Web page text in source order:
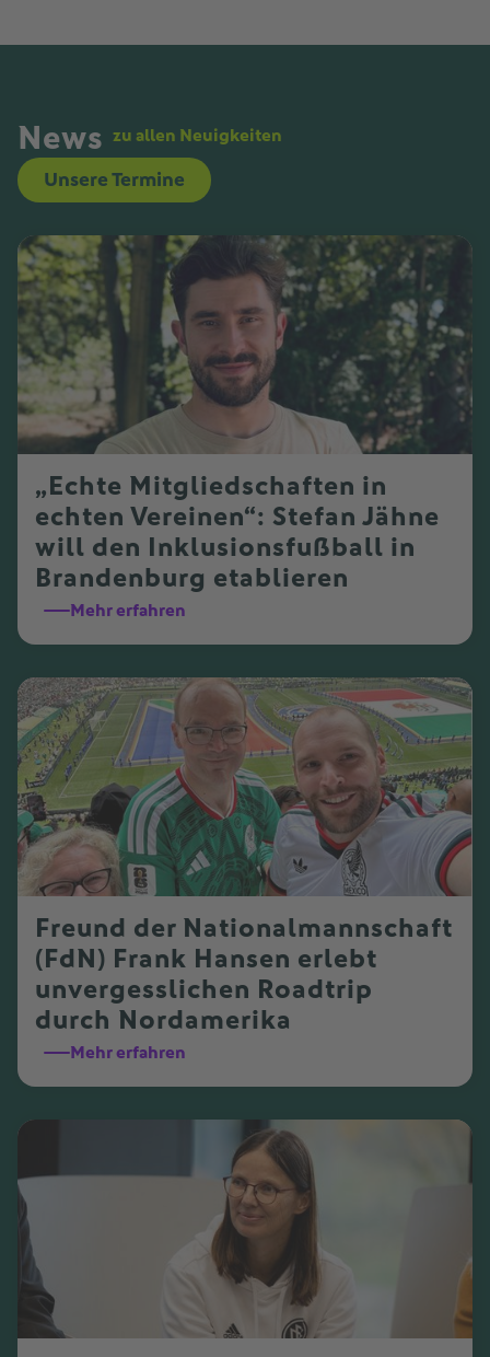
News zu allen Neuigkeiten
Unsere Termine
„Echte Mitgliedschaften in
echten Vereinen“: Stefan Jähne
will den Inklusionsfußball in
Brandenburg etablieren
Mehr erfahren
Freund der Nationalmannschaft
(FdN) Frank Hansen erlebt
unvergesslichen Roadtrip
durch Nordamerika
Mehr erfahren